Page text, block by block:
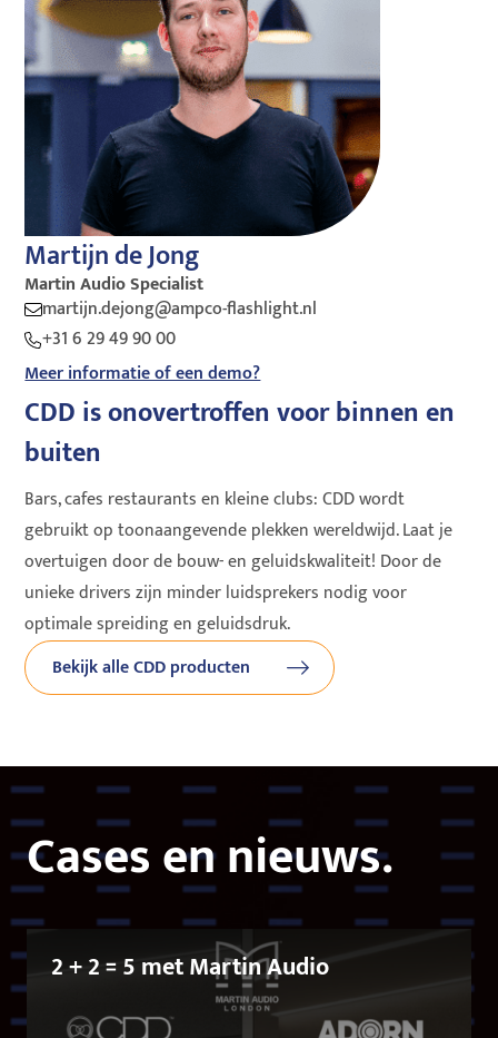
Martijn de Jong
Martin Audio Specialist
martijn.dejong@ampco-flashlight.nl
+31 6 29 49 90 00
Meer informatie of een demo?
CDD is onovertroffen voor binnen en
buiten
Bars, cafes restaurants en kleine clubs: CDD wordt
gebruikt op toonaangevende plekken wereldwijd. Laat je
overtuigen door de bouw- en geluidskwaliteit! Door de
unieke drivers zijn minder luidsprekers nodig voor
optimale spreiding en geluidsdruk.
Bekijk alle CDD producten
Cases en nieuws.
2 + 2 = 5 met Martin Audio